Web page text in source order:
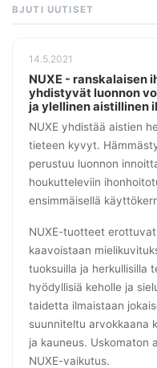
BJUTI UUTISET
14.5.2021
NUXE - ranskalaisen
yhdistyvät luonnon
ja ylellinen aistillinen
NUXE yhdistää aistien
tieteen kyvyt.
perustuu luonnon
houkutteleviin
ensimmäisellä
NUXE-tuotteet
kaavoistaan
tuoksuilla ja herkullisilla
hyödyllisiä keholle ja
taidetta ilmaistaan
suunniteltu arvokkaana
ja kauneus. Uskomaton
NUXE-vaikutus.